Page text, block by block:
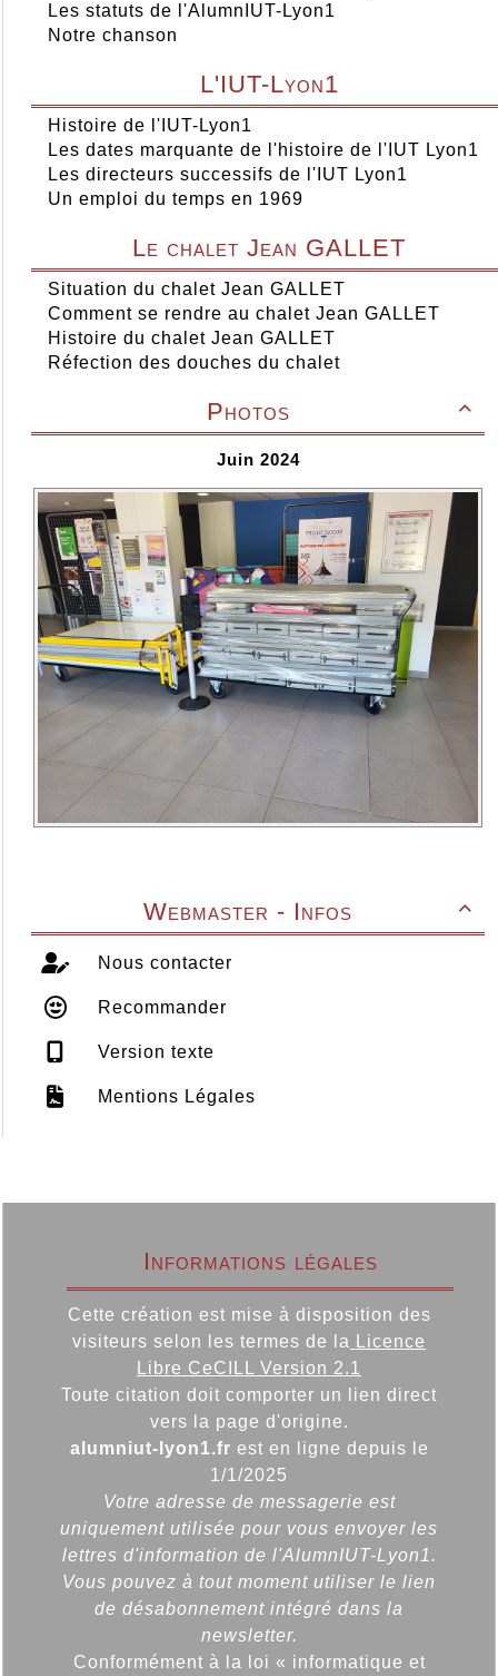
Les statuts de l'AlumnIUT-Lyon1
Notre chanson
L'IUT-Lyon1
Histoire de l'IUT-Lyon1
Les dates marquante de l'histoire de l'IUT Lyon1
Les directeurs successifs de l'IUT Lyon1
Un emploi du temps en 1969
Le chalet Jean GALLET
Situation du chalet Jean GALLET
Comment se rendre au chalet Jean GALLET
Histoire du chalet Jean GALLET
Réfection des douches du chalet

Photos
Juin 2024

Webmaster - Infos
Nous contacter
Recommander
Version texte
Mentions Légales
Informations légales
Cette création est mise à disposition des
visiteurs selon les termes de la Licence
Libre CeCILL Version 2.1
Toute citation doit comporter un lien direct
vers la page d'origine.
alumniut-lyon1.fr est en ligne depuis le
1/1/2025
Votre adresse de messagerie est
uniquement utilisée pour vous envoyer les
lettres d'information de l'AlumnIUT-Lyon1.
Vous pouvez à tout moment utiliser le lien
de désabonnement intégré dans la
newsletter.
Conformément à la loi « informatique et